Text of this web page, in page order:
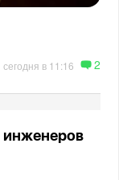
сегодня в 11:16 2
инженеров